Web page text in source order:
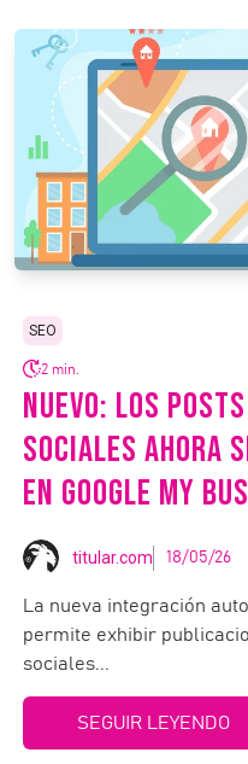
SEO
2 min.
NUEVO: LOS
SOCIALES AHORA
EN GOOGLE MY
titular.com 18/05/26
La nueva integración
permite exhibir
sociales...
SEGUIR LEYENDO